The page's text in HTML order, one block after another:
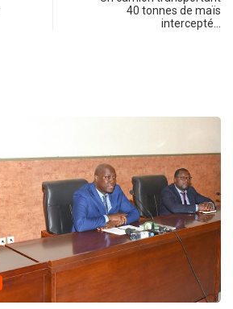
40 tonnes de maïs
intercepté…
INTÉGRATION RÉGIONALE